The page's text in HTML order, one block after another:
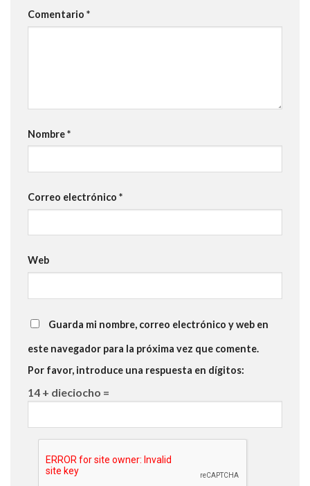
Comentario *
Nombre*
Correo electrónico *
Web
Guarda mi nombre, correo electrónico y web en
este navegador para la próxima vez que comente.
Por favor, introduce una respuesta en dígitos:
14 + dieciocho =